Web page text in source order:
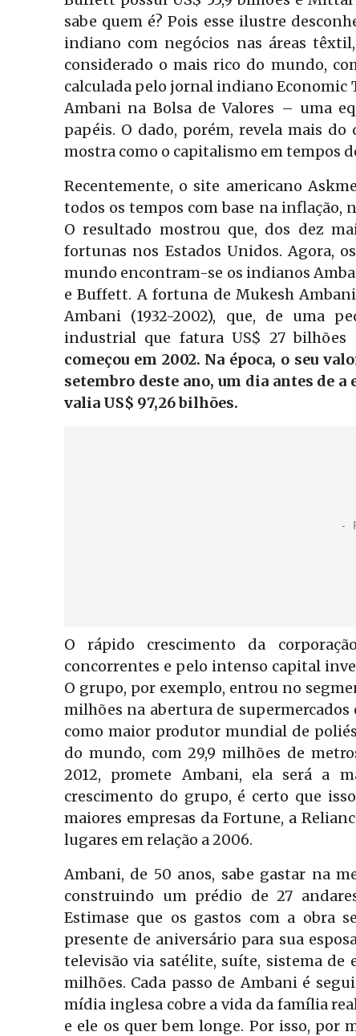
sabe quem é? Pois esse ilustre
indiano com negócios nas áreas
considerado o mais rico do mundo,
calculada pelo jornal indiano Economic
Ambani na Bolsa de Valores – uma
papéis. O dado, porém, revela mais
mostra como o capitalismo em tempos
Recentemente, o site americano
todos os tempos com base na inflação,
O resultado mostrou que, dos dez
fortunas nos Estados Unidos. Agora,
mundo encontram-se os indianos
e Buffett. A fortuna de Mukesh
Ambani (1932-2002), que, de uma
industrial que fatura US$ 27 bilhões
começou em 2002. Na época, o seu
setembro deste ano, um dia antes de
valia US$ 97,26 bilhões.
O rápido crescimento da
concorrentes e pelo intenso capital
O grupo, por exemplo, entrou no
milhões na abertura de
como maior produtor mundial de
do mundo, com 29,9 milhões de
2012, promete Ambani, ela será a
crescimento do grupo, é certo que
maiores empresas da Fortune, a
lugares em relação a 2006.
Ambani, de 50 anos, sabe gastar na
construindo um prédio de 27
Estimase que os gastos com a obra
presente de aniversário para sua
televisão via satélite, suíte, sistema de
milhões. Cada passo de Ambani é
mídia inglesa cobre a vida da família
e ele os quer bem longe. Por isso, por